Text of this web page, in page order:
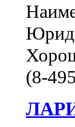
(8-